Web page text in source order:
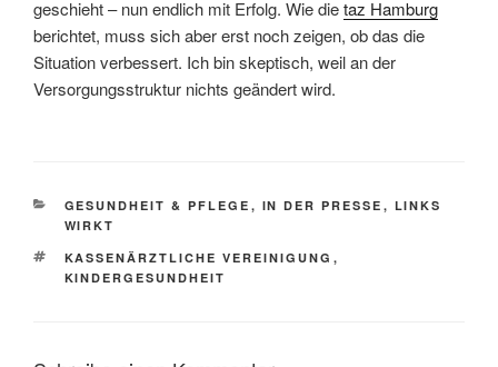
geschieht – nun endlich mit Erfolg. Wie dietaz Hamburg
berichtet, muss sich aber erst noch zeigen, ob das die
Situation verbessert. Ich bin skeptisch, weil an der
Versorgungsstruktur nichts geändert wird.
KATEGORIEN
GESUNDHEIT & PFLEGE , IN DER PRESSE , LINKS
WIRKT
SCHLAGWÖRTER
KASSENÄRZTLICHE VEREINIGUNG ,
KINDERGESUNDHEIT